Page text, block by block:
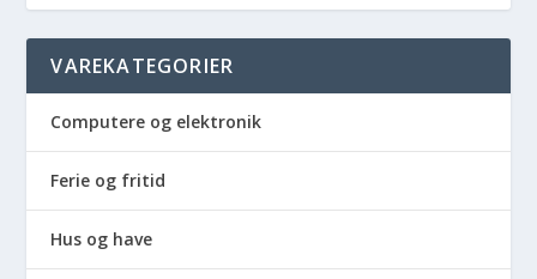
VAREKATEGORIER
Computere og elektronik
Ferie og fritid
Hus og have